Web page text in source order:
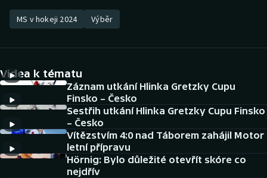
Tenis
Atletika
Cyklistika
DALŠÍ SPORTY
Americký fotbal
Baseball a softbal
NEPŘEHLÉDNĚTE
Soutěže
MS v hokeji 2024 Výběr
Videa k tématu
Záznam utkání Hlinka Gretzky Cupu
Finsko – Česko
Sestřih utkání Hlinka Gretzky Cupu Finsko
– Česko
Vítězstvím 4:0 nad Táborem zahájil Motor
letní přípravu
Hörnig: Bylo důležité otevřít skóre co
nejdřív